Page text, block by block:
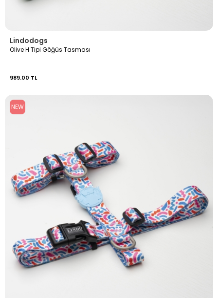
Lindodogs
OIive H Tipi Göğüs Tasması
989.00 TL
NEW